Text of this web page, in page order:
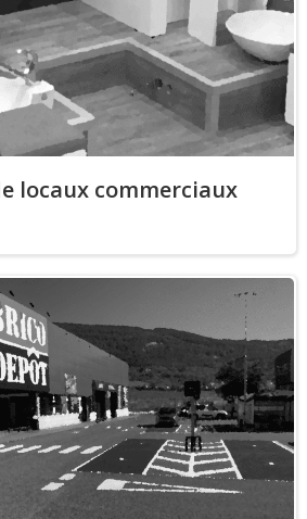
locaux commerciaux